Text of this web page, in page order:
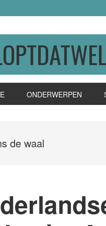
ONDERWERPEN
de waal